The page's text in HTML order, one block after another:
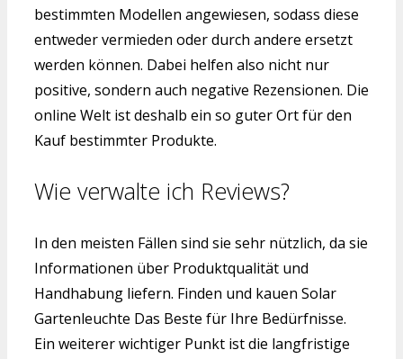
bestimmten Modellen angewiesen, sodass diese
entweder vermieden oder durch andere ersetzt
werden können. Dabei helfen also nicht nur
positive, sondern auch negative Rezensionen. Die
online Welt ist deshalb ein so guter Ort für den
Kauf bestimmter Produkte.
Wie verwalte ich Reviews?
In den meisten Fällen sind sie sehr nützlich, da sie
Informationen über Produktqualität und
Handhabung liefern. Finden und kauen Solar
Gartenleuchte Das Beste für Ihre Bedürfnisse.
Ein weiterer wichtiger Punkt ist die langfristige